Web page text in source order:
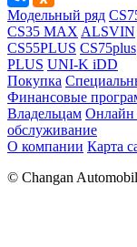
Модельный ряд
CS35 MAX ALSVIN
CS55PLUS CS75plus
PLUS UNI-K iDD
Покупка
Финансовые
Владельцам Онлайн
обслуживание
О компании Карта
© Changan